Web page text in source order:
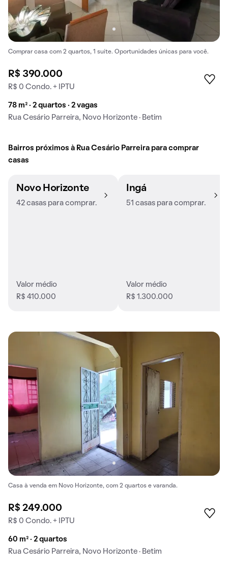
Comprar casa com 2 quartos, 1 suíte. Oportunidades únicas para você.
R$ 390.000
R$ 0 Condo. + IPTU
78 m² · 2 quartos · 2 vagas
Rua Cesário Parreira, Novo Horizonte · Betim
Bairros próximos à Rua Cesário Parreira para comprar
casas
Novo Horizonte
42 casas para comprar.
Valor médio
R$ 410.000
Ingá
51 casas para comprar.
Valor médio
R$ 1.300.000
Casa à venda em Novo Horizonte, com 2 quartos e varanda.
R$ 249.000
R$ 0 Condo. + IPTU
60 m² · 2 quartos
Rua Cesário Parreira, Novo Horizonte · Betim